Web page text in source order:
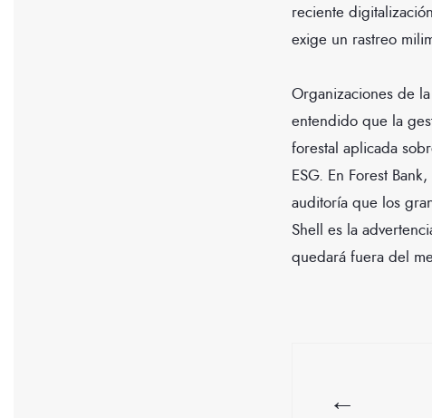
reciente
exige un rastreo
Organizaciones de
entendido que la
forestal aplicada
ESG. En Forest
auditoría que los
Shell es la
quedará fuera del
←